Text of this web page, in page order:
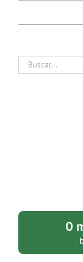
Buscar:
0